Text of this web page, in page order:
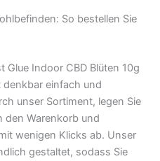
So bestellen Sie
Glue Indoor CBD Blüten 10g
einfach und
unser Sortiment, legen Sie
den Warenkorb und
wenigen Klicks ab. Unser
gestaltet, sodass Sie